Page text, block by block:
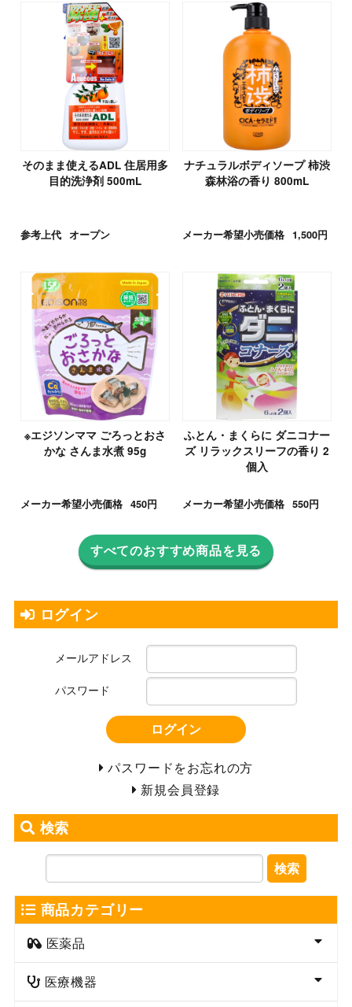
そのまま使えるADL 住居用多
目的洗浄剤 500mL
参考上代 オープン
ナチュラルボディソープ 柿渋
森林浴の香り 800mL
メーカー希望小売価格 1,500円
※エジソンママ ごろっとおさ
かな さんま水煮 95g
メーカー希望小売価格 450円
ふとん・まくらに ダニコナー
ズ リラックスリーフの香り 2
個入
メーカー希望小売価格 550円
すべてのおすすめ商品を見る
ログイン
メールアドレス
パスワード
ログイン
パスワードをお忘れの方
新規会員登録
検索
検索
商品カテゴリー
医薬品
医療機器